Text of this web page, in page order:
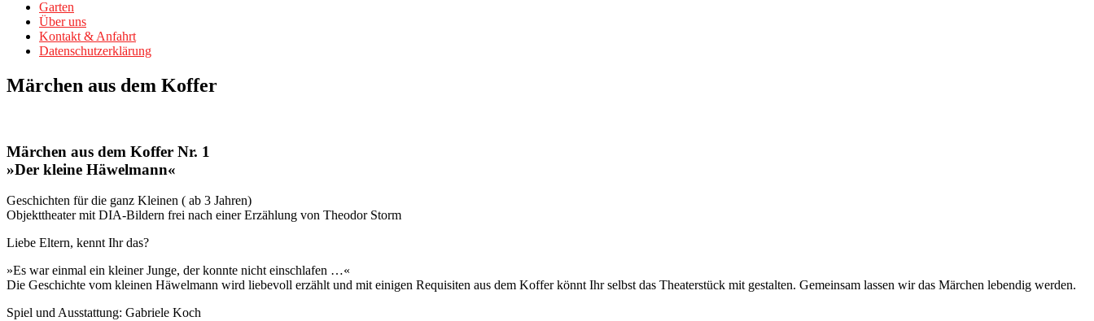
Garten
Über uns
Kontakt & Anfahrt
Datenschutzerklärung
Märchen aus dem Koffer
Märchen aus dem Koffer Nr. 1
»Der kleine Häwelmann«
Geschichten für die ganz Kleinen ( ab 3 Jahren)
Objekttheater mit DIA-Bildern frei nach einer Erzählung von Theodor Storm
Liebe Eltern, kennt Ihr das?
»Es war einmal ein kleiner Junge, der konnte nicht einschlafen …«
Die Geschichte vom kleinen Häwelmann wird liebevoll erzählt und mit einigen Requisiten aus dem Koffer könnt Ihr selbst das Theaterstück mit gestalten. Gemeinsam lassen wir das Märchen lebendig werden.
Spiel und Ausstattung: Gabriele Koch